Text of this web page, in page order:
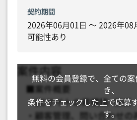
契約期間
2026年06月01日 〜 2026年
可能性あり
無料の会員登録で、全ての
き、
条件をチェックした上で応募
す。